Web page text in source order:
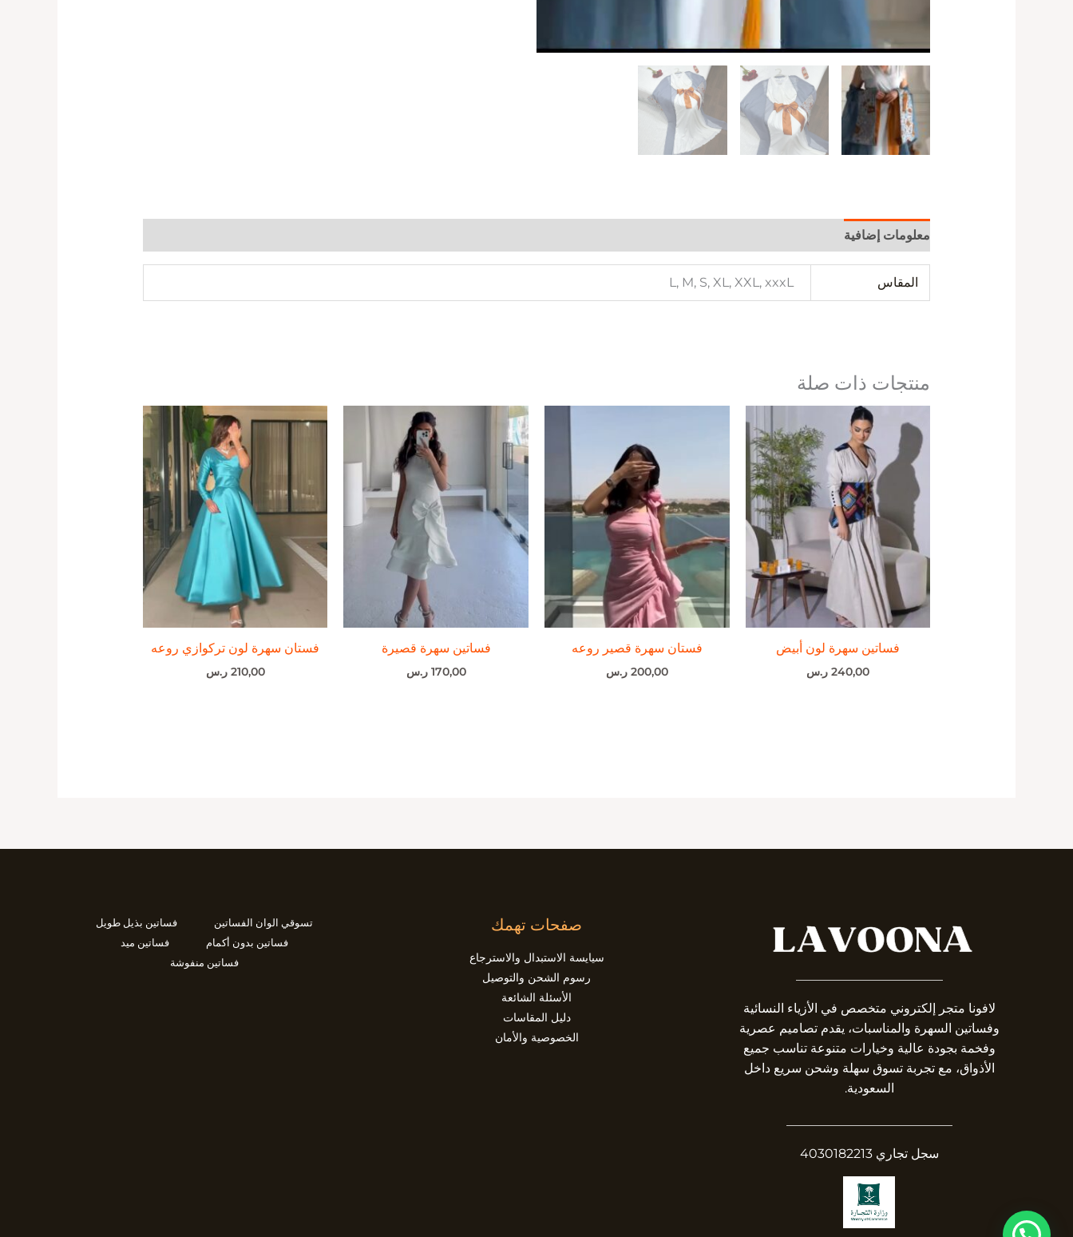
معلومات إضافية
المقاس L, M, S, XL, XXL, xxxL
منتجات ذات صلة
فساتين سهرة لون أبيض
240,00 ر.س
فستان سهرة قصير روعه
200,00 ر.س
فساتين سهرة قصيرة
170,00 ر.س
فستان سهرة لون تركوازي روعه
210,00 ر.س
لافونا متجر إلكتروني متخصص في الأزياء النسائية
وفساتين السهرة والمناسبات، يقدم تصاميم عصرية
وفخمة بجودة عالية وخيارات متنوعة تناسب جميع
الأذواق، مع تجربة تسوق سهلة وشحن سريع داخل
السعودية.
سجل تجاري 4030182213
صفحات تهمك
سيايسة الاستبدال والاسترجاع
رسوم الشحن والتوصيل
الأسئلة الشائعة
دليل المقاسات
الخصوصية والأمان
تسوقي الوان الفساتين
فساتين بذيل طويل
فساتين بدون أكمام
فساتين ميد
فساتين منفوشة